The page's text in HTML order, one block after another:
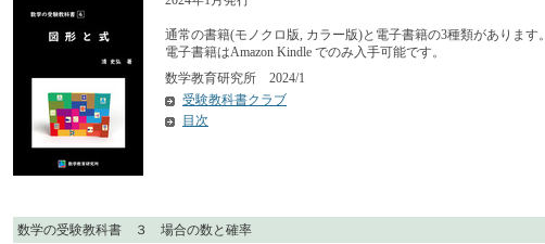
通常の書籍(モノクロ版, カラー版)と電子書籍の3種類があります。
電子書籍はAmazon Kindle でのみ入手可能です。
数学教育研究所 2024/1
受験教科書クラブ
目次
数学の受験教科書 ３ 場合の数と確率